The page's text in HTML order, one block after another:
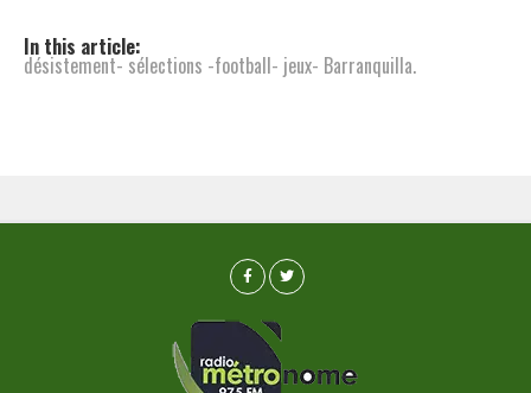
In this article:
désistement- sélections -football- jeux- Barranquilla.